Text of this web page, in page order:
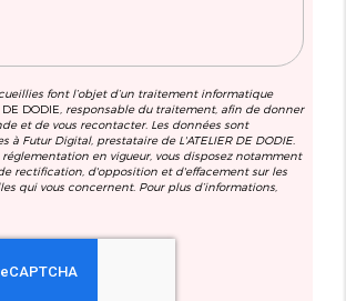
font l’objet d’un traitement informatique
DE DODIE , responsable du traitement, afin de donner
et de vous recontacter. Les données sont
à Futur Digital, prestataire de L'ATELIER DE DODIE.
en vigueur, vous disposez notamment
rectification, d'opposition et d'effacement sur les
qui vous concernent. Pour plus d’informations,